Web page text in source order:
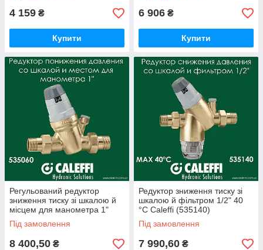
4 159 ₴
Купити
6 906 ₴
Купити
Регульований редуктор
зниження тиску зі шкалою й
місцем для манометра 1"
Caleffi (535060)
Під замовлення
8 400,50 ₴
Редуктор зниження тиску зі
шкалою й фільтром 1/2" 40
°C Caleffi (535140)
Під замовлення
7 990,60 ₴